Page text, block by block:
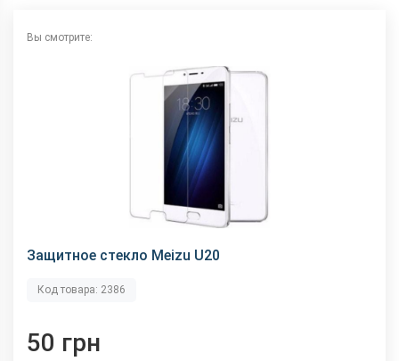
Вы смотрите:
Защитное стекло Meizu U20
Код товара: 2386
50 грн